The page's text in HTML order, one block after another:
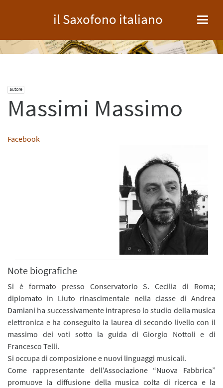
il Saxofono italiano
autore
Massimi Massimo
Facebook
Note biografiche
Si è formato presso Conservatorio S. Cecilia di Roma;
diplomato in Liuto rinascimentale nella classe di Andrea
Damiani ha successivamente intrapreso lo studio della musica
elettronica e ha conseguito la laurea di secondo livello con il
massimo dei voti sotto la guida di Giorgio Nottoli e di
Francesco Telli.
Si occupa di composizione e nuovi linguaggi musicali.
Come rappresentante dell'Associazione “Nuova Fabbrica”
promuove la diffusione della musica colta di ricerca e la